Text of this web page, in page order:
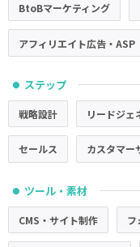
BtoBマーケティング
アフィリエイト広告・ASP
● ステップ
戦略設計 リードジェ
セールス カスタマー
● ツール・素材
CMS・サイト制作 フ